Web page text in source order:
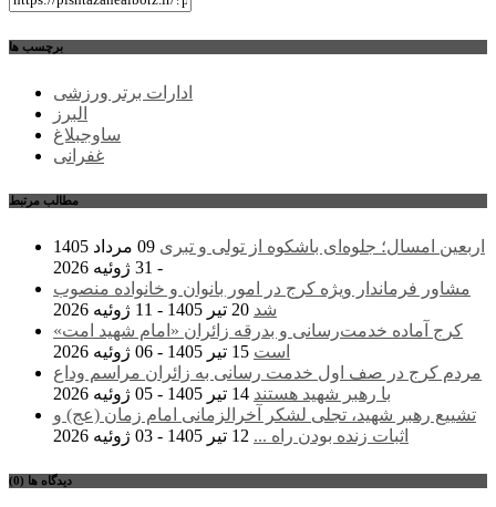
برچسب ها
ادارات برتر ورزشی
البرز
ساوجبلاغ
غفرانی
مطالب مرتبط
اربعین امسال؛ جلوه‌ای باشکوه از تولی و تبری
09 مرداد 1405
- 31 ژوئیه 2026
مشاور فرماندار ویژه کرج در امور بانوان و خانواده منصوب
شد 20 تیر 1405 - 11 ژوئیه 2026
کرج آماده خدمت‌رسانی و بدرقه زائران «امام شهید امت»
است 15 تیر 1405 - 06 ژوئیه 2026
مردم کرج در صف اول خدمت رسانی به زائران مراسم وداع
با رهبر شهید هستند 14 تیر 1405 - 05 ژوئیه 2026
تشییع رهبر شهید، تجلی لشکر آخرالزمانی امام زمان (عج) و
اثبات زنده بودن راه ... 12 تیر 1405 - 03 ژوئیه 2026
دیدگاه ها (0)